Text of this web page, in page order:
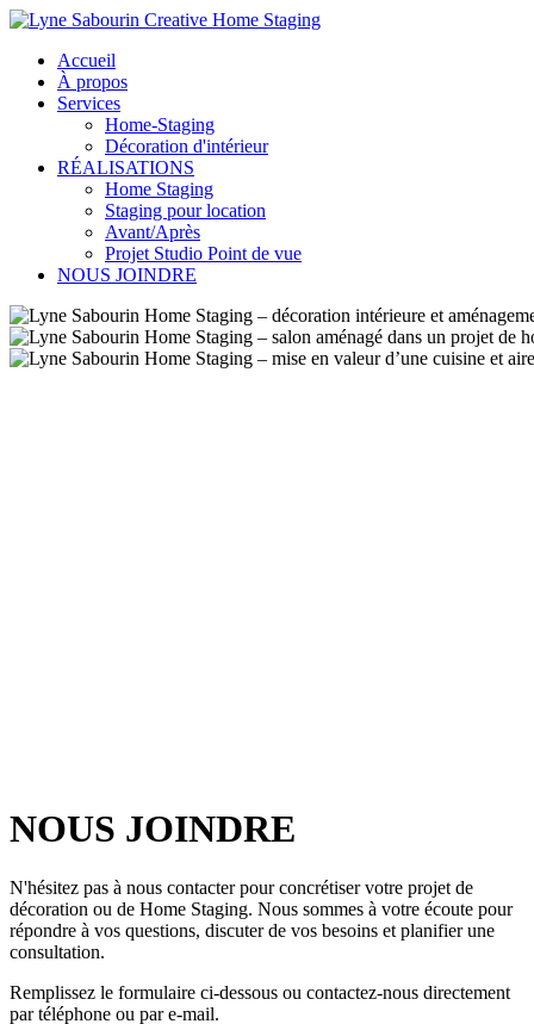
Accueil
À propos
Services
Home-Staging
Décoration d'intérieur
RÉALISATIONS
Home Staging
Staging pour location
Avant/Après
Projet Studio Point de vue
NOUS JOINDRE
NOUS JOINDRE
N'hésitez pas à nous contacter pour concrétiser votre projet de
décoration ou de Home Staging. Nous sommes à votre écoute pour
répondre à vos questions, discuter de vos besoins et planifier une
consultation.
Remplissez le formulaire ci-dessous ou contactez-nous directement
par téléphone ou par e-mail.